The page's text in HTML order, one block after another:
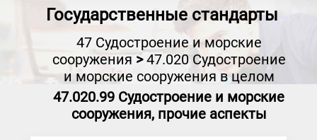
Государственные стандарты
47 Судостроение и морские
сооружения >47.020 Судостроение
и морские сооружения в целом
47.020.99 Судостроение и морские
сооружения, прочие аспекты